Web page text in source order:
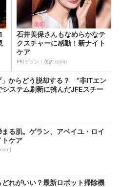
石井美保さんもなめらかなテ
クスチャーに感動！新ナイト
ケア
PR(ゲラン｜美的.com)
」からどう脱却する？ “非ITエン
システム刷新に挑んだJFEスチー
る肌。ゲラン、アベイユ・ロイ
トケア
れがいい？最新ロボット掃除機